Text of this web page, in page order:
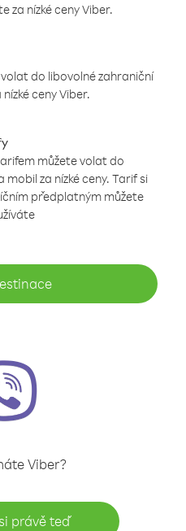
za nízké ceny Viber.
do libovolné zahraniční
ceny Viber.
můžete volat do
mobil za nízké ceny. Tarif si
předplatným můžete
Viber?
právě teď